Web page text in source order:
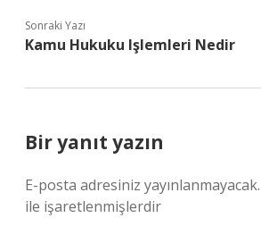
Sonraki Yazı
Kamu Hukuku Işlemleri Nedir
Bir yanıt yazın
E-posta adresiniz yayınlanmayacak.
ile işaretlenmişlerdir